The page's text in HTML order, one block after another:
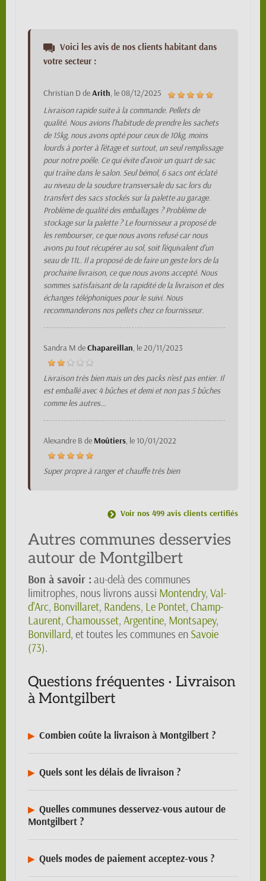
Voici les avis de nos clients habitant dans
votre secteur :
Christian DdeArith, le08/12/2025
Livraison rapide suite à la commande. Pellets de
qualité. Nous avions l'habitude de prendre les sachets
de 15kg, nous avons opté pour ceux de 10kg, moins
lourds à porter à l'étage et surtout, un seul remplissage
pour notre poêle. Ce qui évite d'avoir un quart de sac
qui traîne dans le salon. Seul bémol, 6 sacs ont éclaté
au niveau de la soudure transversale du sac lors du
transfert des sacs stockés sur la palette au garage.
Problème de qualité des emballages ? Problème de
stockage sur la palette ? Le fournisseur a proposé de
les rembourser, ce que nous avons refusé car nous
avons pu tout récupérer au sol, soit l'équivalent d'un
seau de 11L. Il a proposé de de faire un geste lors de la
prochaine livraison, ce que nous avons accepté. Nous
sommes satisfaisant de la rapidité de la livraison et des
échanges téléphoniques pour le suivi. Nous
recommanderons nos pellets chez ce fournisseur.
Sandra M deChapareillan, le20/11/2023
Livraison très bien mais un des packs n'est pas entier. Il
est emballé avec 4 bûches et demi et non pas 5 bûches
comme les autres...
Alexandre B de Moûtiers, le 10/01/2022
Super propre à ranger et chauffe très bien
Voir nos 499 avis clients certifiés
Autres communes desservies
autour de Montgilbert
Bon à savoir : au-delà des communes
limitrophes, nous livrons aussi Montendry, Val-
d'Arc, Bonvillaret, Randens, Le Pontet, Champ-
Laurent, Chamousset, Argentine, Montsapey,
Bonvillard, et toutes les communes en Savoie
(73).
Questions fréquentes · Livraison
à Montgilbert
Combien coûte la livraison à Montgilbert ?
Quels sont les délais de livraison ?
Quelles communes desservez-vous autour de
Montgilbert ?
Quels modes de paiement acceptez-vous ?